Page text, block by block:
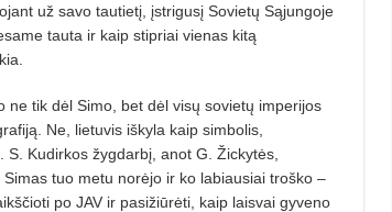
už savo tautietį, įstrigusį Sovietų Sąjungoje
tauta ir kaip stipriai vienas kitą
ne tik dėl Simo, bet dėl visų sovietų imperijos
Ne, lietuvis iškyla kaip simbolis,
Kudirkos žygdarbį, anot G. Žickytės,
tuo metu norėjo ir ko labiausiai troško –
po JAV ir pasižiūrėti, kaip laisvai gyveno